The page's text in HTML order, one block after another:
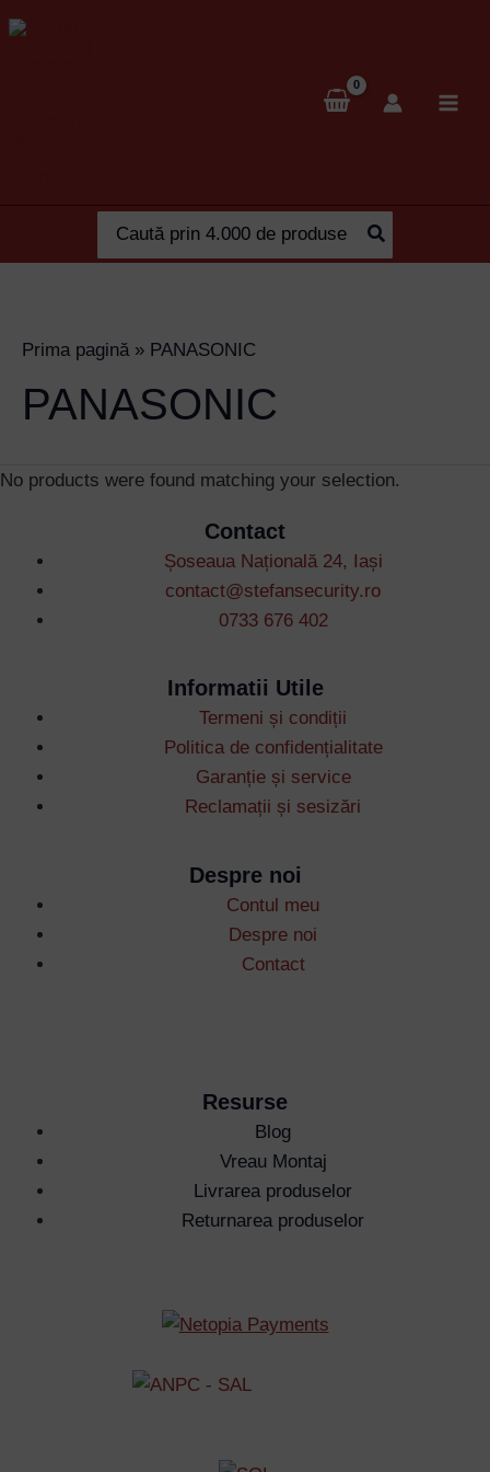
Skip
to
for:
Prima pagină» PANASONIC
PANASONIC
No products were found matching your selection.
Contact
Șoseaua Națională 24, Iași
contact@stefansecurity.ro
0733 676 402
Informatii Utile
Termeni și condiții
Politica de confidențialitate
Garanție și service
Reclamații și sesizări
Despre noi
Contul meu
Despre noi
Contact
Resurse
Blog
Vreau Montaj
Livrarea produselor
Returnarea produselor
Lost your password?